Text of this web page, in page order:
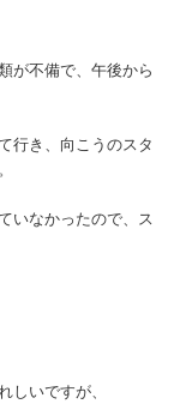
が不備で、午後から
行き、向こうのスタ
いなかったので、ス
しいですが、